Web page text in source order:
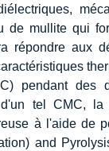
de mullite qui
répondre aux
pendant des
tel CMC,
à l'aide de
and